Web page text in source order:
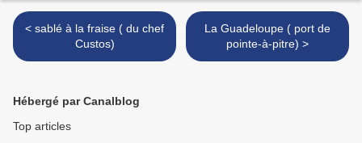
< sablé à la fraise ( du chef
Custos)
La Guadeloupe ( port de
pointe-à-pitre) >
Hébergé par Canalblog
Top articles